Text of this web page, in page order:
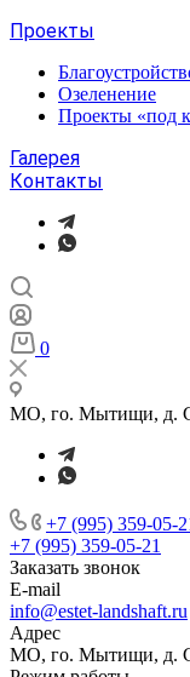
Проекты
Озеленение
Проекты «под
Галерея
Контакты
0
МО, го. Мытищи, д.
+7 (995) 359-05-
+7 (995) 359-05-21
Заказать звонок
E-mail
info@estet-landshaft.ru
Адрес
МО, го. Мытищи, д.